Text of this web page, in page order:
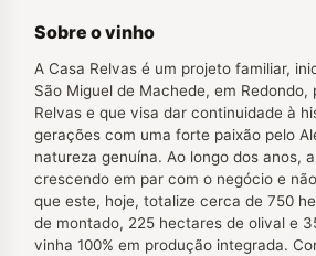
Sobre o vinho
A Casa Relvas é um projeto familiar,
São Miguel de Machede, em Redondo,
Relvas e que visa dar continuidade à
gerações com uma forte paixão pelo
natureza genuína. Ao longo dos anos,
crescendo em par com o negócio e
que este, hoje, totalize cerca de 750
de montado, 225 hectares de olival e
vinha 100% em produção integrada.